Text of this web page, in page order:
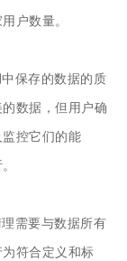
户数量。
保存的数据的质
数据，但用户确
控它们的能
需要与数据所有
符合定义和标